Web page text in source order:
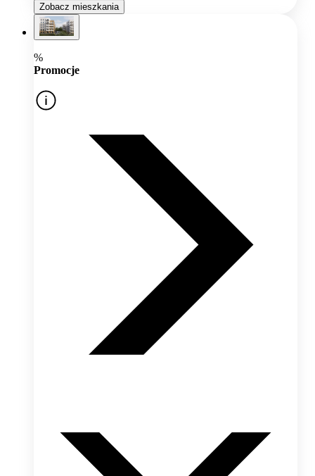
Zobacz mieszkania
%
Promocje